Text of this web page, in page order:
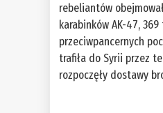
rebeliantów
karabinków AK-47,
przeciwpancernych
trafiła do Syrii przez
rozpoczęły dostawy